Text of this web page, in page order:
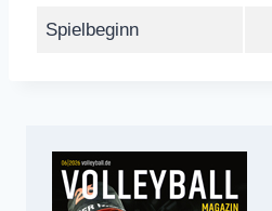
Spielbeginn